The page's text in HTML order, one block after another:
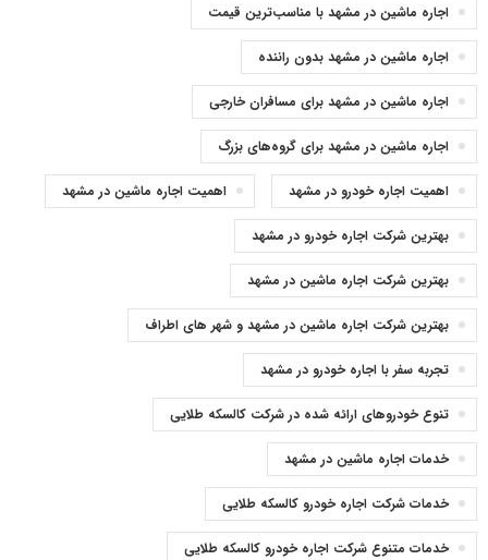
اجاره ماشین در مشهد با مناسب‌ترین قیمت
اجاره ماشین در مشهد بدون راننده
اجاره ماشین در مشهد برای مسافران خارجی
اجاره ماشین در مشهد برای گروه‌های بزرگ
اهمیت اجاره خودرو در مشهد اهمیت اجاره ماشین در مشهد
بهترین شرکت اجاره خودرو در مشهد
بهترین شرکت اجاره ماشین در مشهد
بهترین شرکت اجاره ماشین در مشهد و شهر های اطراف
تجربه سفر با اجاره خودرو در مشهد
تنوع خودروهای ارائه شده در شرکت کالسکه طلایی
خدمات اجاره ماشین در مشهد
خدمات شرکت اجاره خودرو کالسکه طلایی
خدمات متنوع شرکت اجاره خودرو کالسکه طلایی